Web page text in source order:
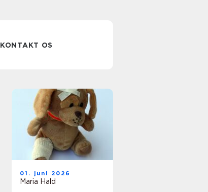
KONTAKT OS
01. juni 2026
Maria Hald